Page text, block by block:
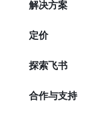
解决方案
定价
探索飞书
合作与支持